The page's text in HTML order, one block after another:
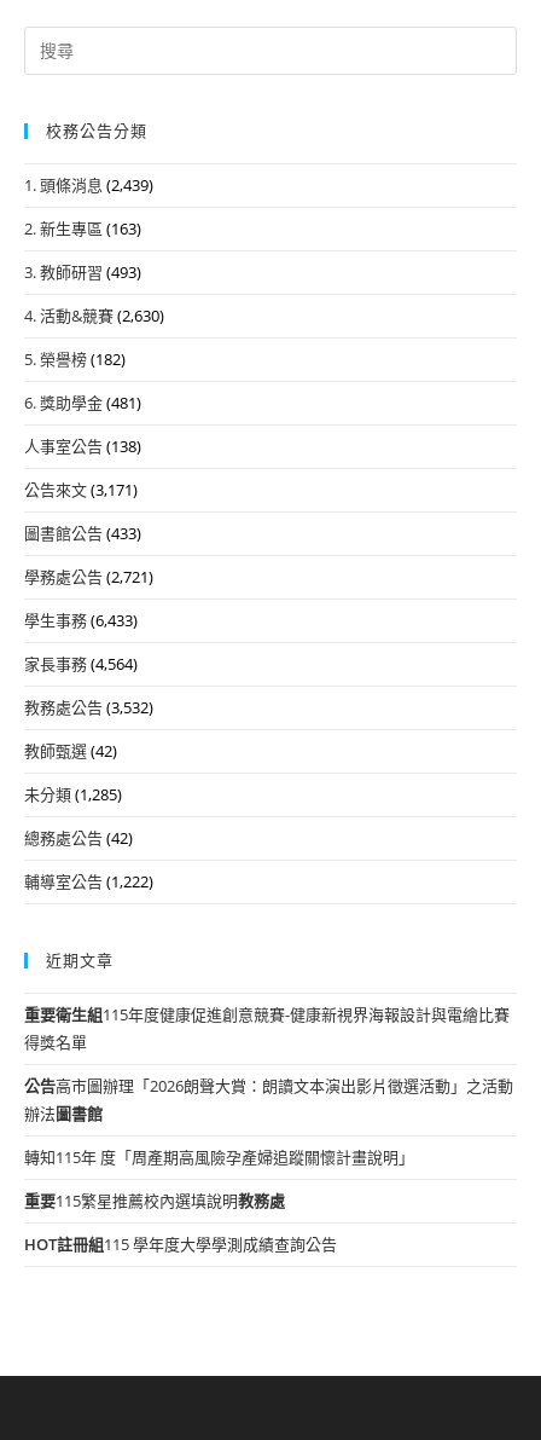
Search
for:
校務公告分類
1. 頭條消息 (2,439)
2. 新生專區 (163)
3. 教師研習 (493)
4. 活動&競賽(2,630)
5. 榮譽榜(182)
6. 獎助學金(481)
人事室公告(138)
公告來文(3,171)
圖書館公告(433)
學務處公告(2,721)
學生事務(6,433)
家長事務(4,564)
教務處公告(3,532)
教師甄選(42)
未分類(1,285)
總務處公告(42)
輔導室公告(1,222)
近期文章
重要衛生組115年度健康促進創意競賽-健康新視界海報設計與電繪比賽
得獎名單
公告高市圖辦理「2026朗聲大賞：朗讀文本演出影片徵選活動」之活動
辦法圖書館
轉知115年 度「周產期高風險孕產婦追蹤關懷計畫說明」
重要115繁星推薦校內選填說明教務處
HOT註冊組115 學年度大學學測成績查詢公告